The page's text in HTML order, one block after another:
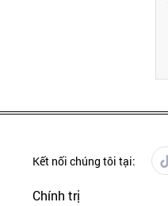
Kết nối chúng tôi tại:
Chính trị